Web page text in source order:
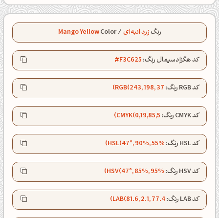
رنگزرد انبه‌ای/
Color
Mango Yellow
کد هگزادسیمال رنگ:#F3C625
کد RGB رنگ: RGB(243, 198, 37)
کد CMYK رنگ: CMYK(0,19,85,5)
کد HSL رنگ: HSL(47°, 90%, 55%)
کد HSV رنگ: HSV(47°, 85%, 95%)
کد LAB رنگ: LAB(81.6, 2.1, 77.4)